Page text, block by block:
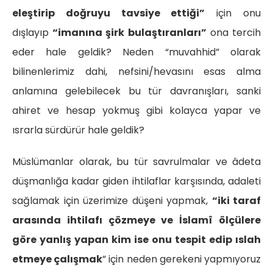
eleştirip doğruyu tavsiye ettiği” için onu
dışlayıp“imanına şirk bulaştıranları” ona tercih
eder hale geldik? Neden “muvahhid” olarak
bilinenlerimiz dahi, nefsini/hevasını esas alma
anlamına gelebilecek bu tür davranışları, sanki
ahiret ve hesap yokmuş gibi kolayca yapar ve
ısrarla sürdürür hale geldik?
Müslümanlar olarak, bu tür savrulmalar ve âdeta
düşmanlığa kadar giden ihtilaflar karşısında, adaleti
sağlamak için üzerimize düşeni yapmak, “iki taraf
arasında ihtilafı çözmeye ve İslamî ölçülere
göre yanlış yapan kim ise onu tespit edip ıslah
etmeye çalışmak” için neden gerekeni yapmıyoruz